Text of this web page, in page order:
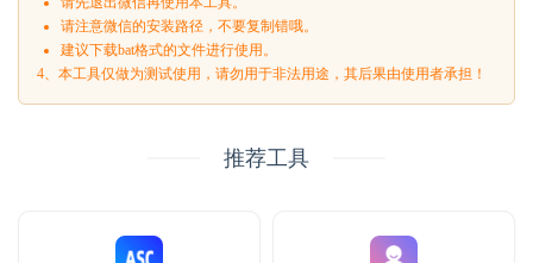
请注意微信的安装路径，不要复制错哦。
建议下载bat格式的文件进行使用。
4、本工具仅做为测试使用，请勿用于非法用途，其后果由使用者承担！
推荐工具